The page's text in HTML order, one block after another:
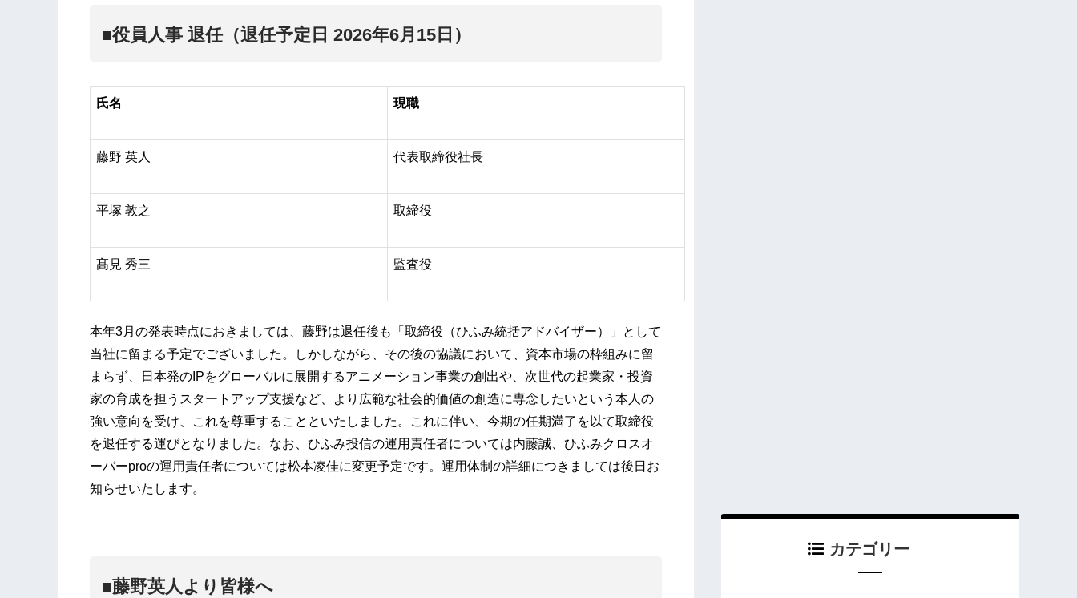
■役員人事 退任（退任予定日 2026年6月15日）
氏名 現職
藤野 英人 代表取締役社長
平塚 敦之 取締役
髙見 秀三 監査役
本年3月の発表時点におきましては、藤野は退任後も「取締役（ひふみ統括アドバイザー）」として
当社に留まる予定でございました。しかしながら、その後の協議において、資本市場の枠組みに留
まらず、日本発のIPをグローバルに展開するアニメーション事業の創出や、次世代の起業家・投資
家の育成を担うスタートアップ支援など、より広範な社会的価値の創造に専念したいという本人の
強い意向を受け、これを尊重することといたしました。これに伴い、今期の任期満了を以て取締役
を退任する運びとなりました。なお、ひふみ投信の運用責任者については内藤誠、ひふみクロスオ
ーバーproの運用責任者については松本凌佳に変更予定です。運用体制の詳細につきましては後日お
知らせいたします。
■藤野英人より皆様へ
カテゴリー